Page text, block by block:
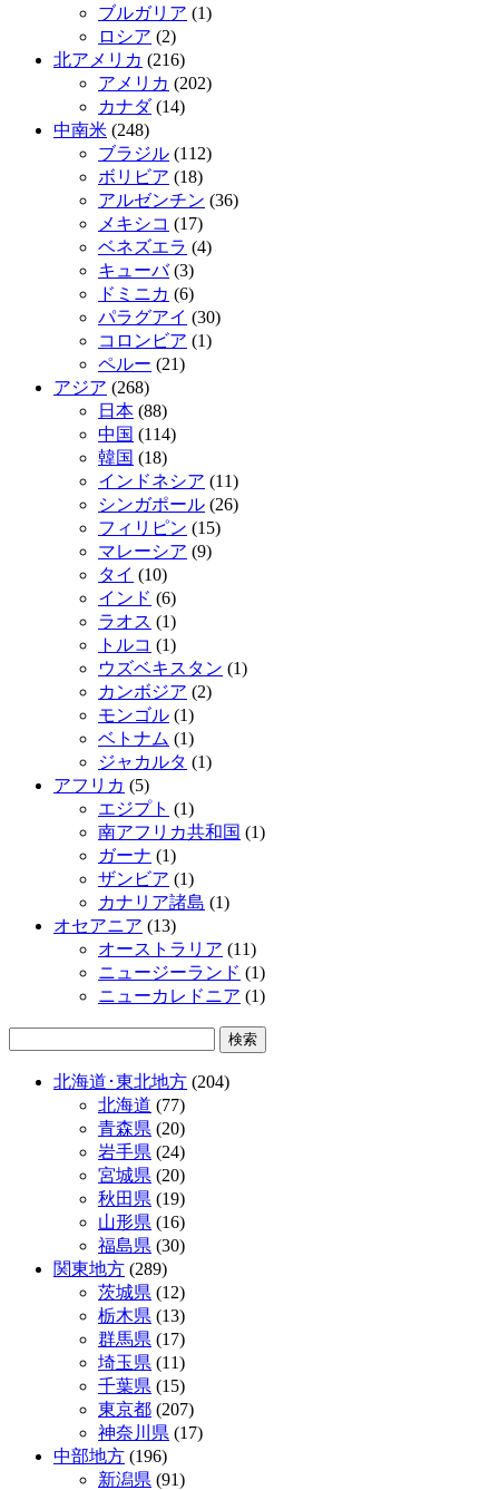
ブルガリア (1)
ロシア (2)
北アメリカ (216)
アメリカ (202)
カナダ(14)
中南米 (248)
ブラジル (112)
ボリビア (18)
アルゼンチン (36)
メキシコ (17)
ベネズエラ (4)
キューバ(3)
ドミニカ (6)
パラグアイ (30)
コロンビア (1)
ペルー (21)
アジア (268)
日本 (88)
中国 (114)
韓国 (18)
インドネシア (11)
シンガポール (26)
フィリピン (15)
マレーシア (9)
タイ (10)
インド (6)
ラオス (1)
トルコ (1)
ウズベキスタン (1)
カンボジア (2)
モンゴル (1)
ベトナム (1)
ジャカルタ (1)
アフリカ (5)
エジプト (1)
南アフリカ共和国 (1)
ガーナ (1)
ザンビア (1)
カナリア諸島 (1)
オセアニア (13)
オーストラリア (11)
ニュージーランド (1)
ニューカレドニア (1)
北海道･東北地方 (204)
北海道 (77)
青森県 (20)
岩手県 (24)
宮城県 (20)
秋田県 (19)
山形県 (16)
福島県 (30)
関東地方 (289)
茨城県 (12)
栃木県 (13)
群馬県 (17)
埼玉県 (11)
千葉県 (15)
東京都 (207)
神奈川県 (17)
中部地方 (196)
新潟県 (91)